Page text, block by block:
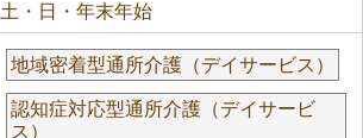
土・日・年末年始
地域密着型通所介護（デイサービス）
認知症対応型通所介護（デイサービ
ス）